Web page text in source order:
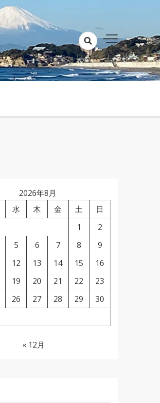
2026年8月
水 木 金 土
日
1
2
5 6 7 8
9
12 13 14 15
16
19 20 21 22
23
26 27 28 29
30
« 12月